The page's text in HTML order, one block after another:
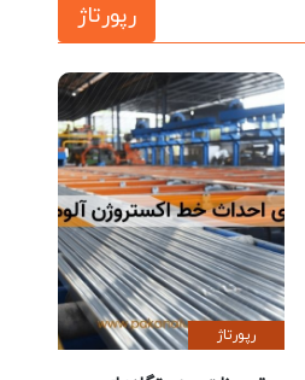
رپورتاژ
رپورتاژ